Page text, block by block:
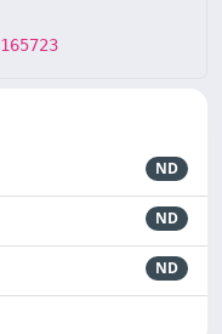
ND
ND
ND